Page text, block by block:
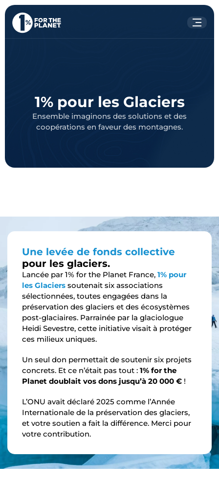
1% pour les Glaciers
Ensemble imaginons des solutions et des
coopérations en faveur des montagnes.
Une levée de fonds collective
pour les glaciers.
Lancée par 1% for the Planet France, 1% pour
les Glaciers soutenait six associations
sélectionnées, toutes engagées dans la
préservation des glaciers et des écosystèmes
post-glaciaires. Parrainée par la glaciologue
Heidi Sevestre, cette initiative visait à protéger
ces milieux uniques.
Un seul don permettait de soutenir six projets
concrets. Et ce n’était pas tout : 1% for the
Planet doublait vos dons jusqu’à 20 000 € !
L’ONU avait déclaré 2025 comme l’Année
Internationale de la préservation des glaciers,
et votre soutien a fait la différence. Merci pour
votre contribution.